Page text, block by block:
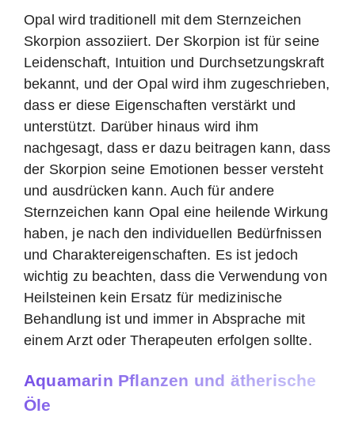
Opal wird traditionell mit dem Sternzeichen
Skorpion assoziiert. Der Skorpion ist für seine
Leidenschaft, Intuition und Durchsetzungskraft
bekannt, und der Opal wird ihm zugeschrieben,
dass er diese Eigenschaften verstärkt und
unterstützt. Darüber hinaus wird ihm
nachgesagt, dass er dazu beitragen kann, dass
der Skorpion seine Emotionen besser versteht
und ausdrücken kann. Auch für andere
Sternzeichen kann Opal eine heilende Wirkung
haben, je nach den individuellen Bedürfnissen
und Charaktereigenschaften. Es ist jedoch
wichtig zu beachten, dass die Verwendung von
Heilsteinen kein Ersatz für medizinische
Behandlung ist und immer in Absprache mit
einem Arzt oder Therapeuten erfolgen sollte.
Aquamarin Pflanzen und ätherische
Öle